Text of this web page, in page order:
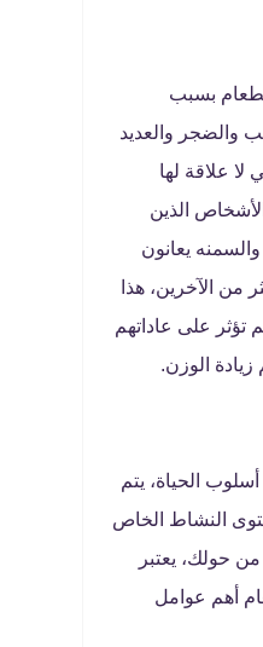
بسبب
والضجر والعديد
لا علاقة لها
الذين
يعانون
الآخرين، هذا
على عاداتهم
زيادة الوزن.
الحياة، يتم
النشاط الخاص
حولك، يعتبر
أهم عوامل